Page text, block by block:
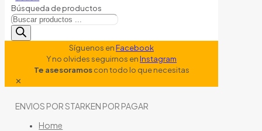
Búsqueda de productos
Síguenos enFacebook
Y no olvides seguirnos enInstagram
Te asesoramoscon todo lo que necesitas
✕
ENVIOS POR STARKEN POR PAGAR
Home